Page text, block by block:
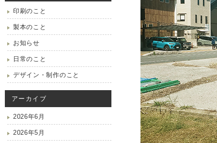
印刷のこと
製本のこと
お知らせ
日常のこと
デザイン・制作のこと
アーカイブ
2026年6月
2026年5月